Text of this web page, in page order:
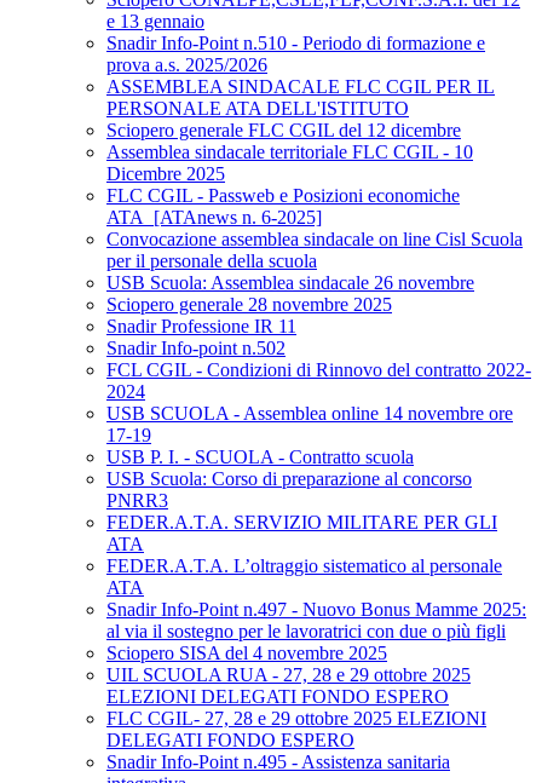
e 13 gennaio
Snadir Info-Point n.510 - Periodo di formazione e
prova a.s. 2025/2026
ASSEMBLEA SINDACALE FLC CGIL PER IL
PERSONALE ATA DELL'ISTITUTO
Sciopero generale FLC CGIL del 12 dicembre
Assemblea sindacale territoriale FLC CGIL - 10
Dicembre 2025
FLC CGIL - Passweb e Posizioni economiche
ATA_[ATAnews n. 6-2025]
Convocazione assemblea sindacale on line Cisl Scuola
per il personale della scuola
USB Scuola: Assemblea sindacale 26 novembre
Sciopero generale 28 novembre 2025
Snadir Professione IR 11
Snadir Info-point n.502
FCL CGIL - Condizioni di Rinnovo del contratto 2022-
2024
USB SCUOLA - Assemblea online 14 novembre ore
17-19
USB P. I. - SCUOLA - Contratto scuola
USB Scuola: Corso di preparazione al concorso
PNRR3
FEDER.A.T.A. SERVIZIO MILITARE PER GLI
ATA
FEDER.A.T.A. L’oltraggio sistematico al personale
ATA
Snadir Info-Point n.497 - Nuovo Bonus Mamme 2025:
al via il sostegno per le lavoratrici con due o più figli
Sciopero SISA del 4 novembre 2025
UIL SCUOLA RUA - 27, 28 e 29 ottobre 2025
ELEZIONI DELEGATI FONDO ESPERO
FLC CGIL- 27, 28 e 29 ottobre 2025 ELEZIONI
DELEGATI FONDO ESPERO
Snadir Info-Point n.495 - Assistenza sanitaria